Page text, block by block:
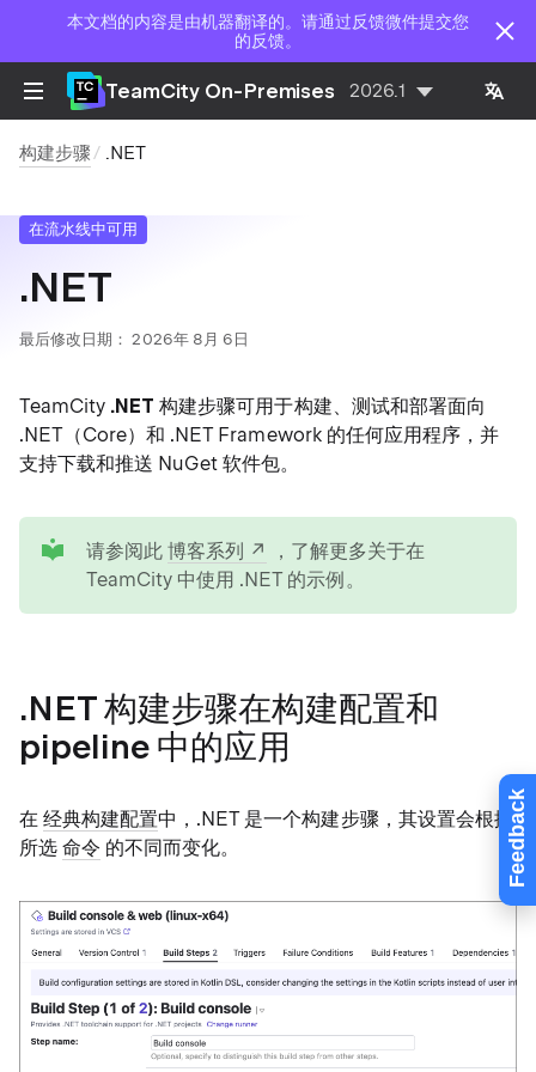
本文档的内容是由机器翻译的。请通过反馈微件提交您
的反馈。
Feedback
TeamCity On-Premises 2026.1
构建步骤 .NET
在流水线中可用
.NET
最后修改日期： 2026年 8月 6日
TeamCity .NET 构建步骤可用于构建、测试和部署面向
.NET（Core）和 .NET Framework 的任何应用程序，并
支持下载和推送 NuGet 软件包。
请参阅此博客系列
，了解更多关于在
TeamCity 中使用 .NET 的示例。
.NET 构建步骤在构建配置和
pipeline 中的应用
在经典构建配置中，.NET 是一个构建步骤，其设置会根据
所选命令 的不同而变化。